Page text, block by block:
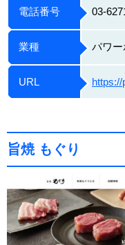
電話番号 03-
業種 パワー
URL
旨焼 もぐり